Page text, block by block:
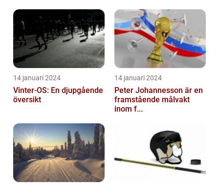
14 januari 2024
Vinter-OS: En djupgående
översikt
14 januari 2024
Peter Johannesson är en
framstående målvakt
inom f...